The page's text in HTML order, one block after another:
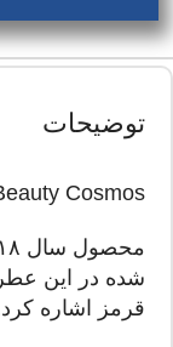
توضیحات
Cosmos –
شده در این عطر
قرمز اشاره